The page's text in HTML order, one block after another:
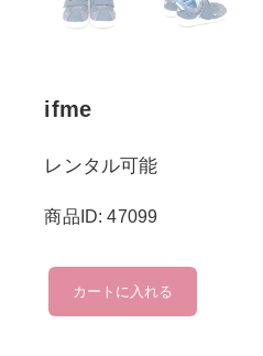
ifme
レンタル可能
商品ID: 47099
ifme
個
カートに入れる